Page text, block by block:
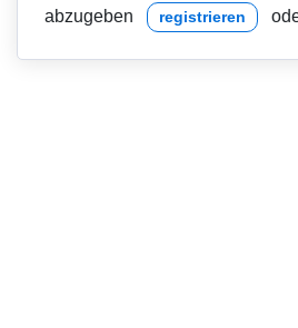
abzugeben
registrieren